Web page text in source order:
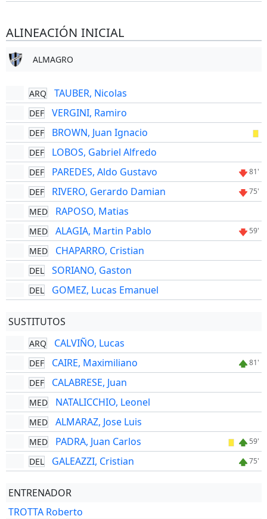
ALINEACIÓN INICIAL
ALMAGRO
ARQ TAUBER, Nicolas
DEF VERGINI, Ramiro
DEF BROWN, Juan Ignacio
DEF LOBOS, Gabriel Alfredo
DEF PAREDES, Aldo Gustavo 81'
DEF RIVERO, Gerardo Damian 75'
MED RAPOSO, Matias
MED ALAGIA, Martin Pablo 59'
MED CHAPARRO, Cristian
DEL SORIANO, Gaston
DEL GOMEZ, Lucas Emanuel
SUSTITUTOS
ARQ CALVIÑO, Lucas
DEF CAIRE, Maximiliano 81'
DEF CALABRESE, Juan
MED NATALICCHIO, Leonel
MED ALMARAZ, Jose Luis
MED PADRA, Juan Carlos 59'
DEL GALEAZZI, Cristian 75'
ENTRENADOR
TROTTA Roberto